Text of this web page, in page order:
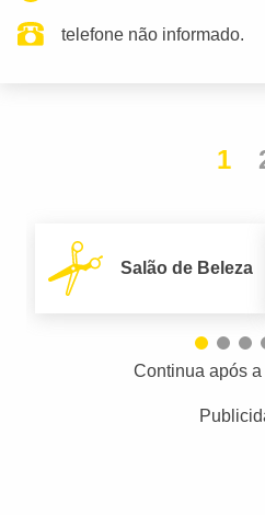
telefone não informado.
1
Salão de Beleza
Continua após